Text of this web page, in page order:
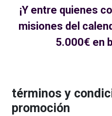
¡Y entre quienes
misiones del
5.000€ en
términos y
promoción